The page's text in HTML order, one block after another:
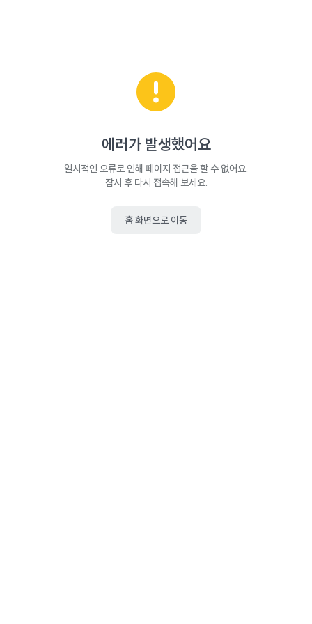
에러가 발생했어요
일시적인 오류로 인해 페이지 접근을 할 수 없어요.
잠시 후 다시 접속해 보세요.
홈 화면으로 이동